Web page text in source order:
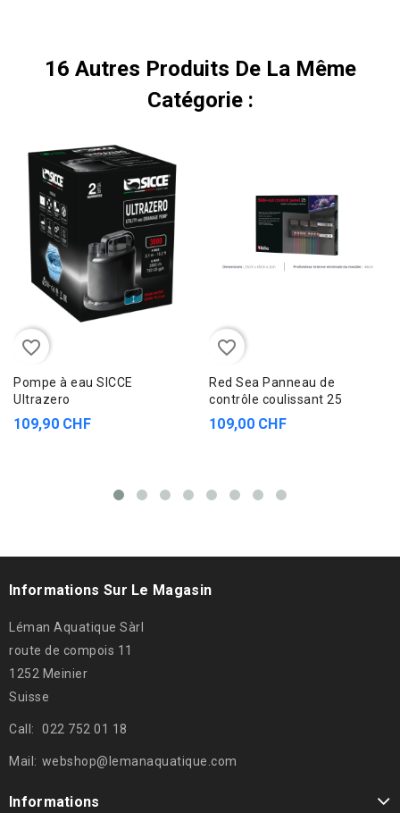
16 Autres Produits De La Même
Catégorie :
favorite_border
Pompe à eau SICCE
Ultrazero
109,90 CHF
favorite_border
Red Sea Panneau de
contrôle coulissant 25
109,00 CHF
Informations Sur Le Magasin
Léman Aquatique Sàrl
route de compois 11
1252 Meinier
Suisse
Call: 022 752 01 18
Mail: webshop@lemanaquatique.com
Informations